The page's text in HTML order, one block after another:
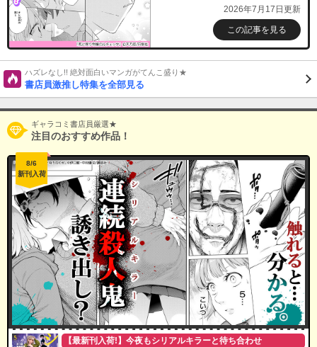
2026年7月17日更新
この記事を見る
ハズレなし!! 絶対面白いマンガがてんこ盛り★
書店員激推し特集を全部見る
ギャラコミ書店員厳選★
注目のおすすめ作品！
8/6
新刊入荷
【最新刊入荷!】今夜もシリアルキラーと待ち合わせ